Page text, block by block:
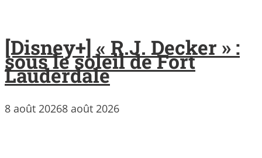
[Disney+] « R.J. Decker » :
sous le soleil de Fort
Lauderdale
8 août 20268 août 2026